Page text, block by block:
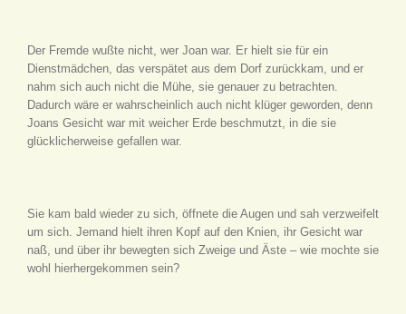
Der Fremde wußte nicht, wer Joan war. Er hielt sie für ein
Dienstmädchen, das verspätet aus dem Dorf zurückkam, und er
nahm sich auch nicht die Mühe, sie genauer zu betrachten.
Dadurch wäre er wahrscheinlich auch nicht klüger geworden, denn
Joans Gesicht war mit weicher Erde beschmutzt, in die sie
glücklicherweise gefallen war.
Sie kam bald wieder zu sich, öffnete die Augen und sah verzweifelt
um sich. Jemand hielt ihren Kopf auf den Knien, ihr Gesicht war
naß, und über ihr bewegten sich Zweige und Äste – wie mochte sie
wohl hierhergekommen sein?